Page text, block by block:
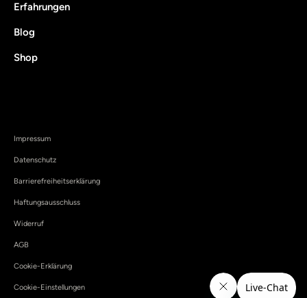
Erfahrungen
Blog
Shop
Impressum
Datenschutz
Barrierefreiheitserklärung
Haftungsausschluss
Widerruf
AGB
Cookie-Erklärung
Cookie-Einstellungen